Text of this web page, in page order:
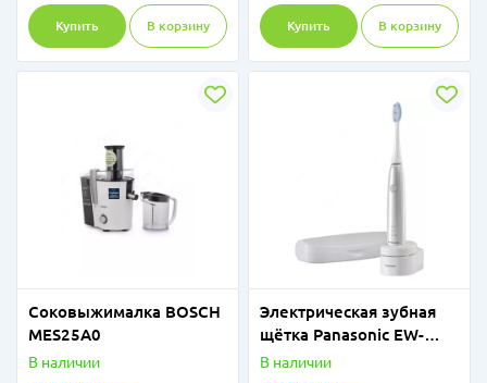
Купить В корзину Купить В корзину
Соковыжималка BOSCH
MES25A0
В наличии
Электрическая зубная
щётка Panasonic EW-
DL82-W820
В наличии